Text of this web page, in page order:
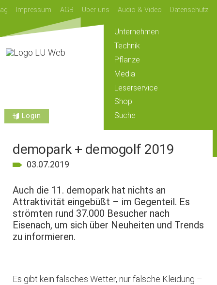
Impressum AGB Über uns Audio & Video Datenschutz
Login
Unternehmen
Technik
Pflanze
Media
Leserservice
Shop
Suche
demopark + demogolf 2019
03.07.2019
Auch die 11. demopark hat nichts an
Attraktivität eingebüßt – im Gegenteil. Es
strömten rund 37.000 Besucher nach
Eisenach, um sich über Neuheiten und Trends
zu informieren.
Es gibt kein falsches Wetter, nur falsche Kleidung –